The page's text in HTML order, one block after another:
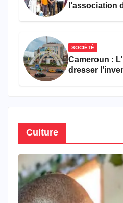
l’association
SOCIÉTÉ
Cameroun :
dresser
Culture